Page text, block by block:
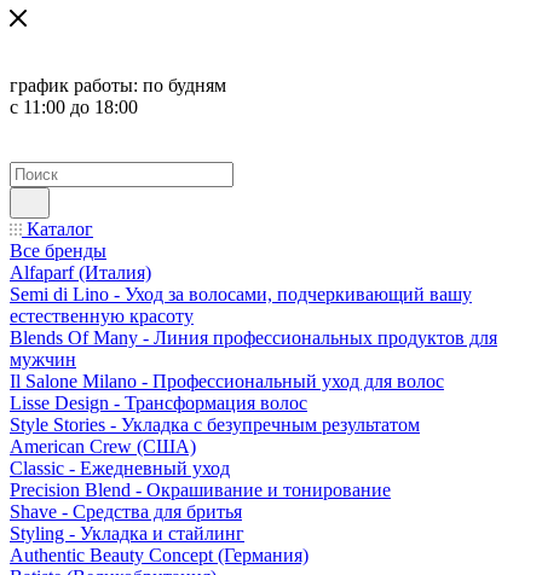
график работы: по будням
с 11:00 до 18:00
Каталог
Все бренды
Alfaparf (Италия)
Semi di Lino - Уход за волосами, подчеркивающий вашу
естественную красоту
Blends Of Many - Линия профессиональных продуктов для
мужчин
Il Salone Milano - Профессиональный уход для волос
Lisse Design - Трансформация волос
Style Stories - Укладка с безупречным результатом
American Crew (США)
Classic - Ежедневный уход
Precision Blend - Окрашивание и тонирование
Shave - Средства для бритья
Styling - Укладка и стайлинг
Authentic Beauty Concept (Германия)